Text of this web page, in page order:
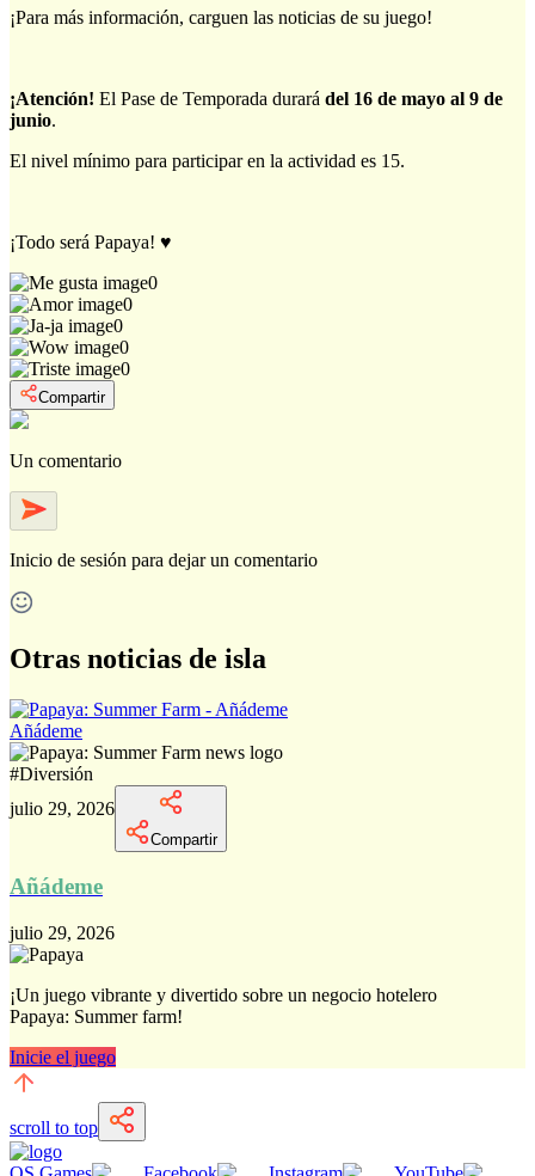
¡Para más información, carguen las noticias de su juego!
¡Atención! El Pase de Temporada durará del 16 de mayo al 9 de
junio.
El nivel mínimo para participar en la actividad es 15.
¡Todo será Papaya! ♥
0
0
0
0
0
Compartir
Un comentario
Inicio de sesión para dejar un comentario
Otras noticias de isla
Añádeme
#Diversión
julio 29, 2026
Compartir
Añádeme
julio 29, 2026
¡Un juego vibrante y divertido sobre un negocio hotelero
Papaya: Summer farm!
Inicie el juego
scroll to top